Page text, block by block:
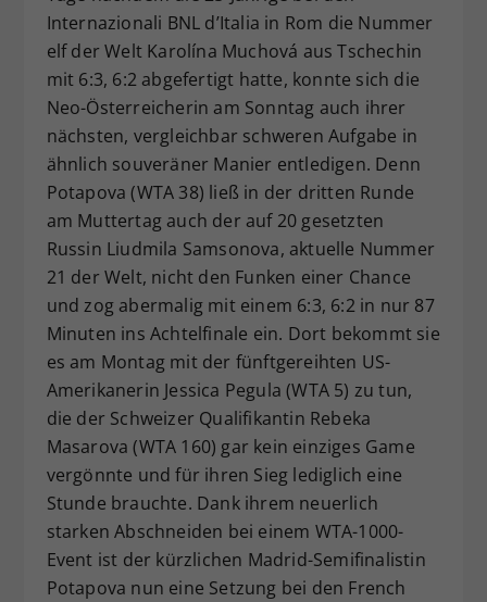
Internazionali BNL d’Italia in Rom die Nummer
elf der Welt Karolína Muchová aus Tschechin
mit 6:3, 6:2 abgefertigt hatte, konnte sich die
Neo-Österreicherin am Sonntag auch ihrer
nächsten, vergleichbar schweren Aufgabe in
ähnlich souveräner Manier entledigen. Denn
Potapova (WTA 38) ließ in der dritten Runde
am Muttertag auch der auf 20 gesetzten
Russin Liudmila Samsonova, aktuelle Nummer
21 der Welt, nicht den Funken einer Chance
und zog abermalig mit einem 6:3, 6:2 in nur 87
Minuten ins Achtelfinale ein. Dort bekommt sie
es am Montag mit der fünftgereihten US-
Amerikanerin Jessica Pegula (WTA 5) zu tun,
die der Schweizer Qualifikantin Rebeka
Masarova (WTA 160) gar kein einziges Game
vergönnte und für ihren Sieg lediglich eine
Stunde brauchte. Dank ihrem neuerlich
starken Abschneiden bei einem WTA-1000-
Event ist der kürzlichen Madrid-Semifinalistin
Potapova nun eine Setzung bei den French
Zweck
Dieser Wert speichert Ihre Consent-
Einstellungen. Unter anderem eine
zufällig generierte ID, für die
historische Speicherung Ihrer
vorgenommen Einstellungen, falls der
Webseiten-Betreiber dies eingestellt
hat.